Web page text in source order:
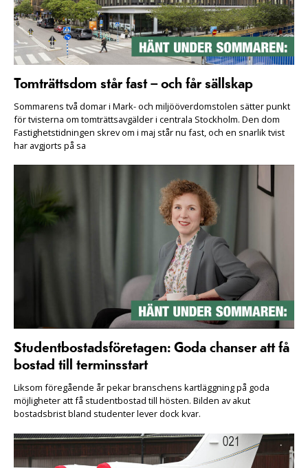
Tomträttsdom står fast – och får sällskap
Sommarens två domar i Mark- och miljööverdomstolen sätter punkt
för tvisterna om tomträttsavgälder i centrala Stockholm. Den dom
Fastighetstidningen skrev om i maj står nu fast, och en snarlik tvist
har avgjorts på sa
Studentbostadsföretagen: Goda chanser att få
bostad till terminsstart
Liksom föregående år pekar branschens kartläggning på goda
möjligheter att få studentbostad till hösten. Bilden av akut
bostadsbrist bland studenter lever dock kvar.